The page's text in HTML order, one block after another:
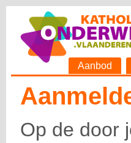
Aanbod
Op de door